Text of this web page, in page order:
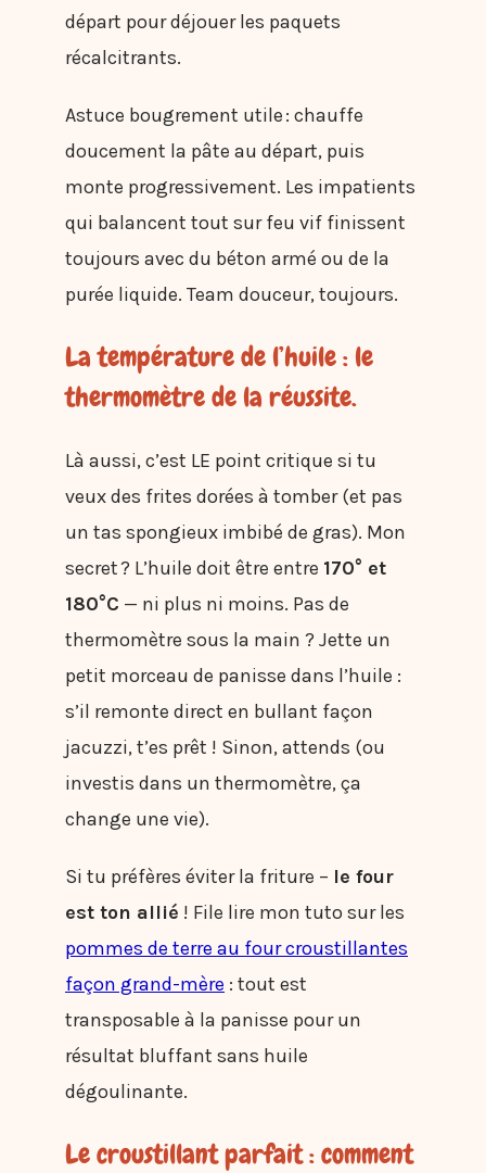
départ pour déjouer les paquets
récalcitrants.
Astuce bougrement utile : chauffe
doucement la pâte au départ, puis
monte progressivement. Les impatients
qui balancent tout sur feu vif finissent
toujours avec du béton armé ou de la
purée liquide. Team douceur, toujours.
La température de l’huile : le
thermomètre de la réussite.
Là aussi, c’est LE point critique si tu
veux des frites dorées à tomber (et pas
un tas spongieux imbibé de gras). Mon
secret ? L’huile doit être entre 170° et
180°C — ni plus ni moins. Pas de
thermomètre sous la main ? Jette un
petit morceau de panisse dans l’huile :
s’il remonte direct en bullant façon
jacuzzi, t’es prêt ! Sinon, attends (ou
investis dans un thermomètre, ça
change une vie).
Si tu préfères éviter la friture – le four
est ton allié ! File lire mon tuto sur les
pommes de terre au four croustillantes
façon grand-mère : tout est
transposable à la panisse pour un
résultat bluffant sans huile
dégoulinante.
Le croustillant parfait : comment